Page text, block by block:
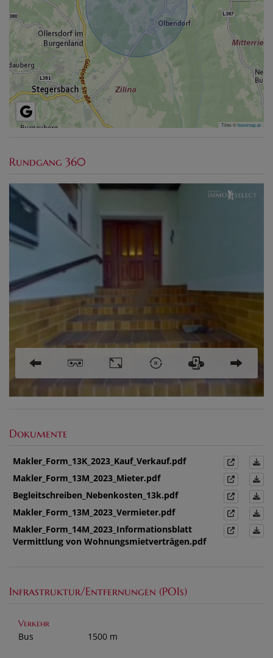
Tiles ©basemap.at
Rundgang 360
Dokumente
Makler_Form_13K_2023_Kauf_Verkauf.pdf
Makler_Form_13M_2023_Mieter.pdf
Begleitschreiben_Nebenkosten_13k.pdf
Makler_Form_13M_2023_Vermieter.pdf
Makler_Form_14M_2023_Informationsblatt
Vermittlung von Wohnungsmietverträgen.pdf
Infrastruktur/Entfernungen (POIs)
Verkehr
Bus 1500 m